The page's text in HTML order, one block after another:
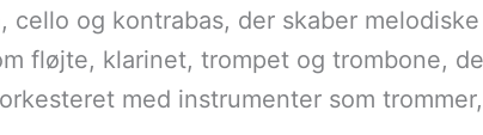
cello og kontrabas, der skaber
fløjte, klarinet, trompet og trombone,
med instrumenter som